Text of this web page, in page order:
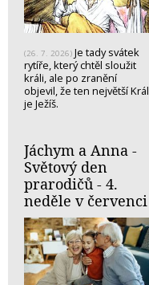
(26. 7. 2026) Je tady svátek
rytíře, který chtěl sloužit
králi, ale po zranění
objevil, že ten největší Král
je Ježíš.
Jáchym a Anna -
Světový den
prarodičů - 4.
neděle v červenci